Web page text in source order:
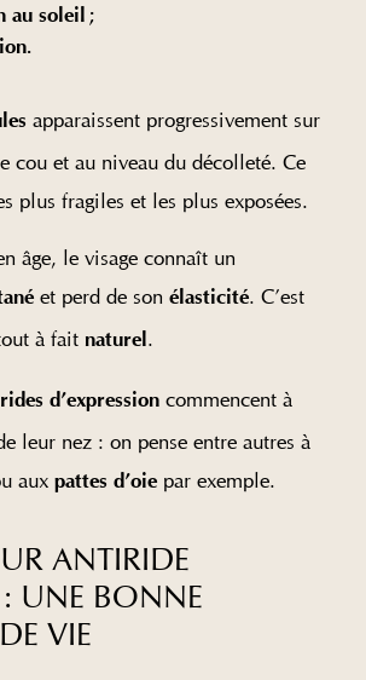
au soleil ;
.
apparaissent progressivement sur
cou et au niveau du décolleté. Ce
plus fragiles et les plus exposées.
âge, le visage connaît un
et perd de son élasticité. C’est
à fait naturel.
rides d’expression commencent à
leur nez : on pense entre autres à
aux pattes d’oie par exemple.
ANTIRIDE
UNE BONNE
VIE